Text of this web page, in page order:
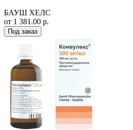
БАУШ ХЕЛС
от 1 381.00 р.
Под заказ